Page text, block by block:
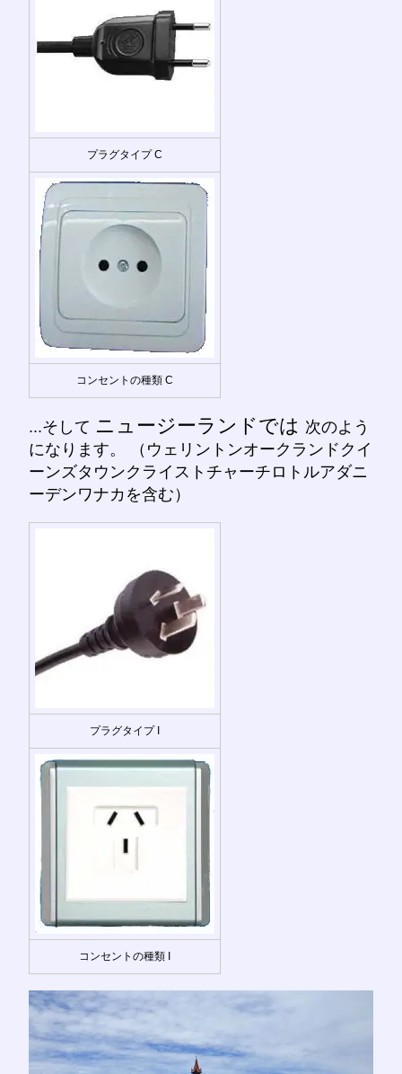
プラグタイプ C
コンセントの種類 C
...そして ニュージーランドでは 次のよう
になります。 （ウェリントンオークランドクイ
ーンズタウンクライストチャーチロトルアダニ
ーデンワナカを含む）
プラグタイプ I
コンセントの種類 I